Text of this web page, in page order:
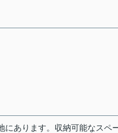
にあります。収納可能なスペ